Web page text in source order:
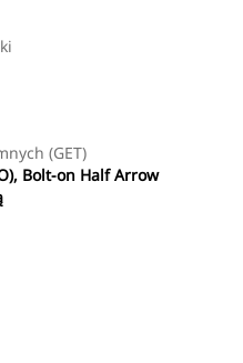
(GET)
Bolt-on Half Arrow